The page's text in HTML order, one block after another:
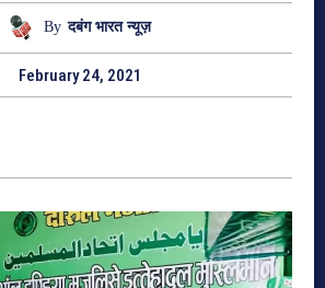
By दबंग भारत न्यूज़
February 24, 2021